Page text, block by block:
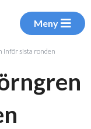
Meny
inför sista ronden